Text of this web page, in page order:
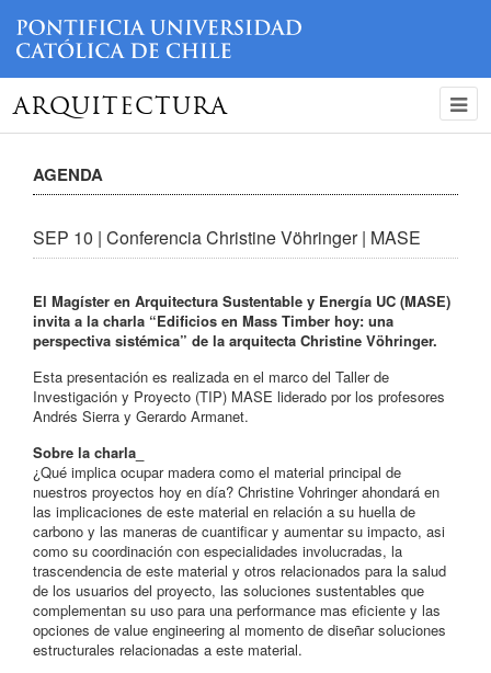
ARQUITECTURA
AGENDA
SEP 10 | Conferencia Christine Vöhringer | MASE
El Magíster en Arquitectura Sustentable y Energía UC (MASE)
invita a la charla “Edificios en Mass Timber hoy: una
perspectiva sistémica” de la arquitecta Christine Vöhringer.
Esta presentación es realizada en el marco del Taller de
Investigación y Proyecto (TIP) MASE liderado por los profesores
Andrés Sierra y Gerardo Armanet.
Sobre la charla_
¿Qué implica ocupar madera como el material principal de
nuestros proyectos hoy en día? Christine Vohringer ahondará en
las implicaciones de este material en relación a su huella de
carbono y las maneras de cuantificar y aumentar su impacto, asi
como su coordinación con especialidades involucradas, la
trascendencia de este material y otros relacionados para la salud
de los usuarios del proyecto, las soluciones sustentables que
complementan su uso para una performance mas eficiente y las
opciones de value engineering al momento de diseñar soluciones
estructurales relacionadas a este material.